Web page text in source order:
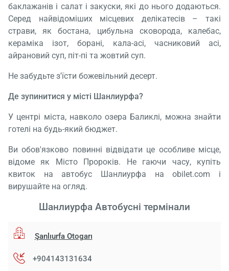
баклажанів і салат і закуски, які до нього додаються.
Серед найвідоміших місцевих делікатесів – такі
страви, як бостана, цибульна сковорода, калебас,
кераміка ізот, борані, кала-асі, часниковий асі,
айрановий суп, піт-пі та жовтий суп.
Не забудьте з'їсти божевільний десерт.
Де зупинитися у місті Шанлиурфа?
У центрі міста, навколо озера Баликлі, можна знайти
готелі на будь-який бюджет.
Ви обов'язково повинні відвідати це особливе місце,
відоме як Місто Пророків. Не гаючи часу, купіть
квиток на автобус Шанлиурфа на obilet.com і
вирушайте на огляд.
Шанлиурфа Автобусні термінали
Şanlıurfa Otogarı
+904143131634